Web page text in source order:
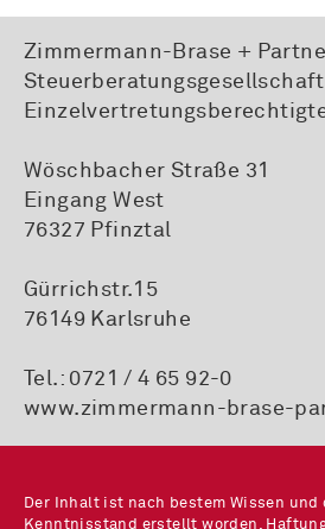
Zimmermann-Brase +
Wöschbacher Straße 31
Eingang West
76327 Pfinztal
Gürrichstr.15
76149 Karlsruhe
Tel.: 0721 / 4 65 92-0
www.zimmermann-brase-
Der Inhalt ist nach bestem Wissen und
Kenntnisstand erstellt worden.